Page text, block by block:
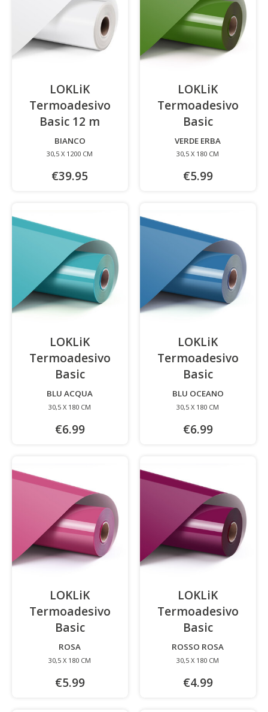
LOKLiK
Termoadesivo
Basic 12 m
BIANCO
30,5 X 1200 CM
€39.95
LOKLiK
Termoadesivo
Basic-
VERDE ERBA
30,5 X 180 CM
€5.99
LOKLiK
Termoadesivo
Basic-
BLU ACQUA
30,5 X 180 CM
€6.99
LOKLiK
Termoadesivo
Basic-
BLU OCEANO
30,5 X 180 CM
€6.99
LOKLiK
Termoadesivo
Basic-
ROSA
30,5 X 180 CM
€5.99
LOKLiK
Termoadesivo
Basic-
ROSSO ROSA
30,5 X 180 CM
€4.99